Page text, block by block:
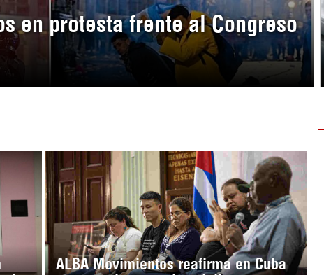
en protesta frente al Congreso
ALBA Movimientos reafirma en Cuba